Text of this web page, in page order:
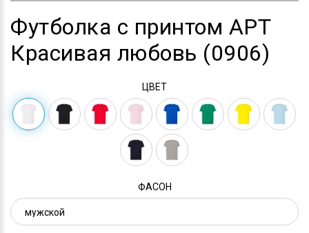
Футболка с принтом АРТ
Красивая любовь (0906)
ЦВЕТ
ФАСОН